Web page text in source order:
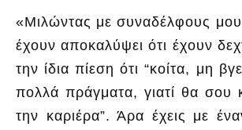
«Μιλώντας με συναδέλφους μου
έχουν αποκαλύψει ότι έχουν
την ίδια πίεση ότι “κοίτα, μη
πολλά πράγματα, γιατί θα σου
την καριέρα”. Άρα έχεις με